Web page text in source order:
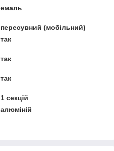
емаль
пересувний (мобільний)
так
так
так
1 секцій
алюміній